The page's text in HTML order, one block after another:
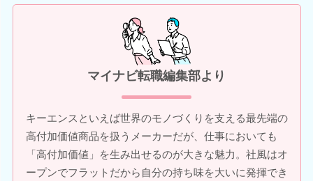
マイナビ転職編集部より
キーエンスといえば世界のモノづくりを支える最先端の
高付加価値商品を扱うメーカーだが、仕事においても
「高付加価値」を生み出せるのが大きな魅力。社風はオ
ープンでフラットだから自分の持ち味を大いに発揮でき